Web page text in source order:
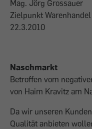
Mag. Jörg Grossauer
Zielpunkt Warenhandel
22.3.2010
Naschmarkt
Betroffen vom
von Haim Kravitz am
Da wir unseren
Qualität anbieten